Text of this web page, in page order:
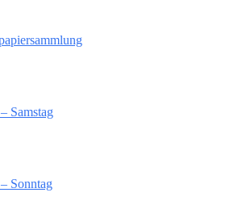
Samstag
Sonntag